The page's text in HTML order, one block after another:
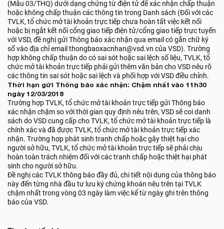
(Mẫu 03/THQ) dưới dạng chứng từ điện tử để xác nhận chấp thuận
hoặc không chấp thuận các thông tin trong Danh sách (Đối với các
TVLK, tổ chức mở tài khoản trực tiếp chưa hoàn tất việc kết nối
hoặc bị ngắt kết nối cổng giao tiếp điện tử/cổng giao tiếp trực tuyến
với VSD, đề nghị gửi Thông báo xác nhận qua email có gắn chữ ký
số vào địa chỉ email thongbaoxacnhan@vsd.vn của VSD). Trường
hợp không chấp thuận do có sai sót hoặc sai lệch số liệu, TVLK, tổ
chức mở tài khoản trực tiếp phải gửi thêm văn bản cho VSD nêu rõ
các thông tin sai sót hoặc sai lệch và phối hợp với VSD điều chỉnh.
Thời hạn gửi Thông báo xác nhận: Chậm nhất vào 11h30
ngày 12/03/2018
Trường hợp TVLK, tổ chức mở tài khoản trực tiếp gửi Thông báo
xác nhận chậm so với thời gian quy định nêu trên, VSD sẽ coi danh
sách do VSD cung cấp cho TVLK, tổ chức mở tài khoản trực tiếp là
chính xác và đã được TVLK, tổ chức mở tài khoản trực tiếp xác
nhận. Trường hợp phát sinh tranh chấp hoặc gây thiệt hại cho
người sở hữu, TVLK, tổ chức mở tài khoản trực tiếp sẽ phải chịu
hoàn toàn trách nhiệm đối với các tranh chấp hoặc thiệt hại phát
sinh cho người sở hữu.
Đề nghị các TVLK thông báo đầy đủ, chi tiết nội dung của thông báo
này đến từng nhà đầu tư lưu ký chứng khoán nêu trên tại TVLK
chậm nhất trong vòng 03 ngày làm việc kể từ ngày ghi trên thông
báo của VSD.